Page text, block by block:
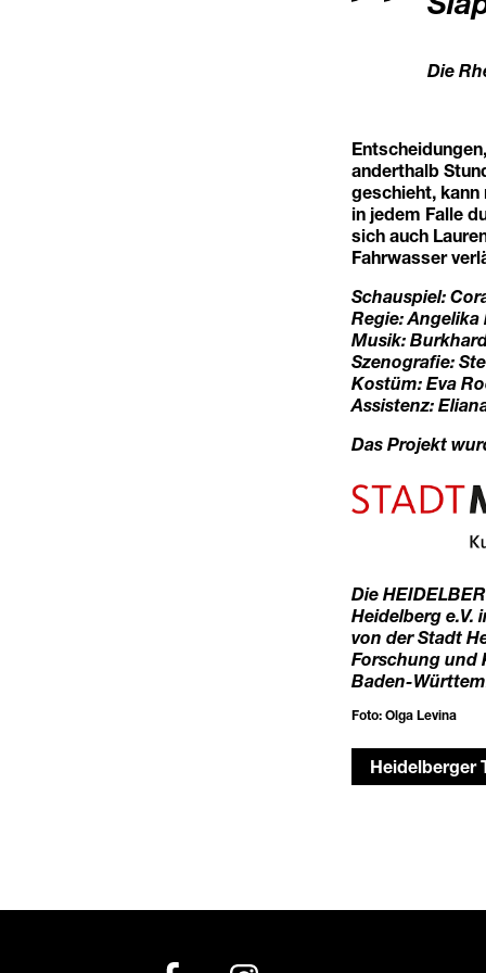
Die
anderthalb
geschieht, kann
in jedem Falle
sich auch
Fahrwasser
Schauspiel:
Regie:
Musik:
Szenografie:
Kostüm: Eva
Assistenz:
Das Projekt
Die
Heidelberg e.V.
von der Stadt
Forschung und
Baden-
Foto: Olga Levina
Heidelberger